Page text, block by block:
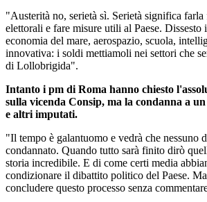
"Austerità no, serietà sì. Serietà significa
elettorali e fare misure utili al Paese. Dissesto
economia del mare, aerospazio, scuola,
innovativa: i soldi mettiamoli nei settori che
di Lollobrigida".
Intanto i pm di Roma hanno chiesto
sulla vicenda Consip, ma la condanna a
e altri imputati.
"Il tempo è galantuomo e vedrà che nessuno
condannato. Quando tutto sarà finito dirò
storia incredibile. E di come certi media
condizionare il dibattito politico del Paese.
concludere questo processo senza